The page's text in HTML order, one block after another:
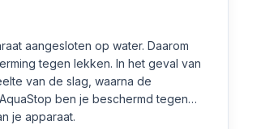
aangesloten op water. Daarom
tegen lekken. In het geval van
van de slag, waarna de
ben je beschermd tegen
je apparaat.